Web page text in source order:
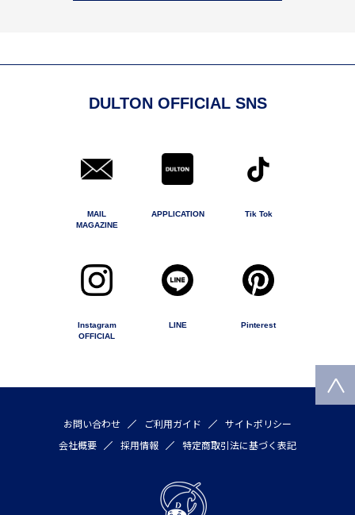
DULTON OFFICIAL SNS
MAIL
MAGAZINE
APPLICATION Tik Tok
Instagram
OFFICIAL
LINE Pinterest
お問い合わせ ご利用ガイド
サイトポリシー
会社概要
採用情報 特定商取引法に基づく表記